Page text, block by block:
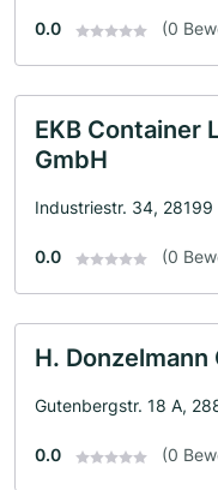
0.0 (0
EKB Container
GmbH
Industriestr. 34, 28199
0.0 (0
H.
Gutenbergstr. 18 A,
0.0 (0